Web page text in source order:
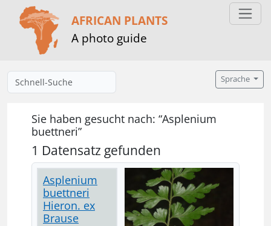
AFRICAN PLANTS
A photo guide
Sprache
Sie haben gesucht nach: “Asplenium
buettneri”
1 Datensatz gefunden
Asplenium
buettneri
Hieron. ex
Brause